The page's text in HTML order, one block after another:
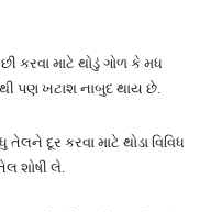
કરવા માટે થોડું ગોળ કે મધ
પણ ખટાશ નાબુદ થાય છે.
દૂર કરવા માટે થોડા વિવિધ
શોષી લે.